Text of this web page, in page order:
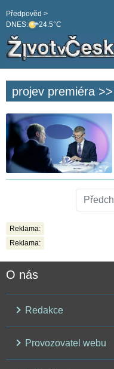
DNES: 24.5°C
Předpověd >
projev premiéra >>
Reklama:
Reklama:
O nás
Redakce
Provozovatel webu